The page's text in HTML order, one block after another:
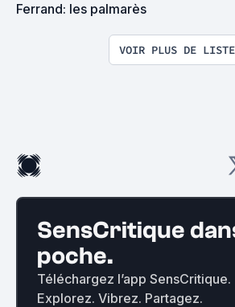
Ferrand: les palmarès
VOIR PLUS DE
SensCritique
poche.
Téléchargez l’app SensCritique.
Explorez. Vibrez. Partagez.